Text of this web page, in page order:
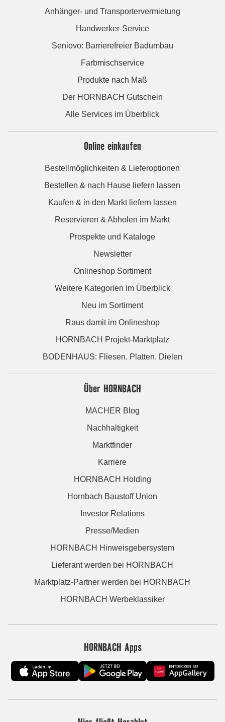
Anhänger- und Transportervermietung
Handwerker-Service
Seniovo: Barrierefreier Badumbau
Farbmischservice
Produkte nach Maß
Der HORNBACH Gutschein
Alle Services im Überblick
Online einkaufen
Bestellmöglichkeiten & Lieferoptionen
Bestellen & nach Hause liefern lassen
Kaufen & in den Markt liefern lassen
Reservieren & Abholen im Markt
Prospekte und Kataloge
Newsletter
Onlineshop Sortiment
Weitere Kategorien im Überblick
Neu im Sortiment
Raus damit im Onlineshop
HORNBACH Projekt-Marktplatz
BODENHAUS: Fliesen. Platten. Dielen
Über HORNBACH
MACHER Blog
Nachhaltigkeit
Marktfinder
Karriere
HORNBACH Holding
Hornbach Baustoff Union
Investor Relations
Presse/Medien
HORNBACH Hinweisgebersystem
Lieferant werden bei HORNBACH
Marktplatz-Partner werden bei HORNBACH
HORNBACH Werbeklassiker
HORNBACH Apps